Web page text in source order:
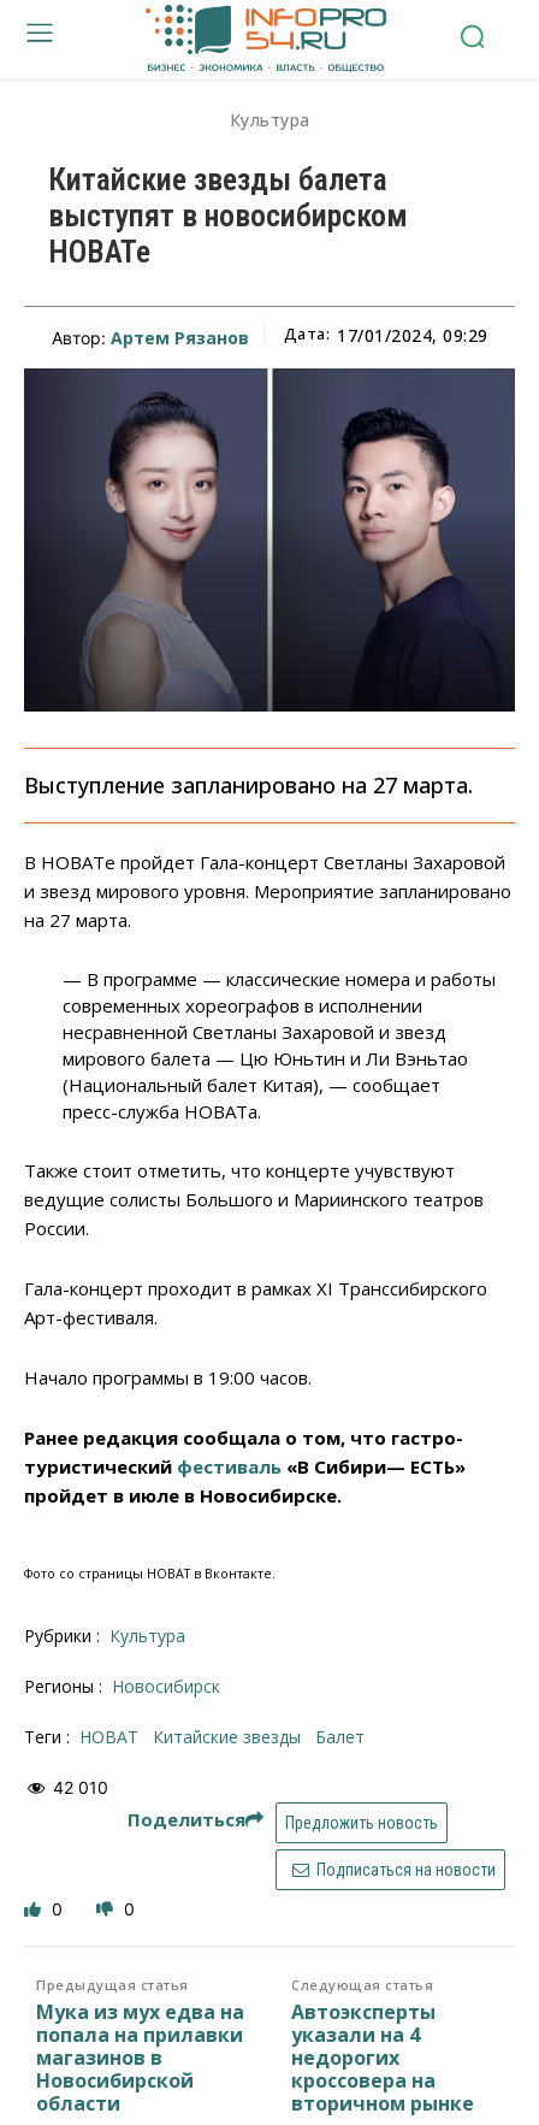
Культура
Китайские звезды балета
выступят в новосибирском
НОВАТе
Автор: Артем Рязанов Дата: 17/01/2024, 09:29
Выступление запланировано на 27 марта.
В НОВАТе пройдет Гала-концерт Светланы Захаровой
и звезд мирового уровня. Мероприятие запланировано
на 27 марта.
— В программе — классические номера и работы
современных хореографов в исполнении
несравненной Светланы Захаровой и звезд
мирового балета — Цю Юньтин и Ли Вэньтао
(Национальный балет Китая), — сообщает
пресс-служба НОВАТа.
Также стоит отметить, что концерте учувствуют
ведущие солисты Большого и Мариинского театров
России.
Гала-концерт проходит в рамках XI Транссибирского
Арт-фестиваля.
Начало программы в 19:00 часов.
Ранее редакция сообщала о том, что гастро-
туристический фестиваль «В Сибири— ЕСТЬ»
пройдет в июле в Новосибирске.
Фото со страницы НОВАТ в Вконтакте.
Рубрики : Культура
Регионы : Новосибирск
Теги : НОВАТ Китайские звезды Балет
42 010
Поделиться Предложить новость
Подписаться на новости
0 0
Предыдущая статья
Мука из мух едва на
попала на прилавки
магазинов в
Новосибирской
области
Следующая статья
Автоэксперты
указали на 4
недорогих
кроссовера на
вторичном рынке